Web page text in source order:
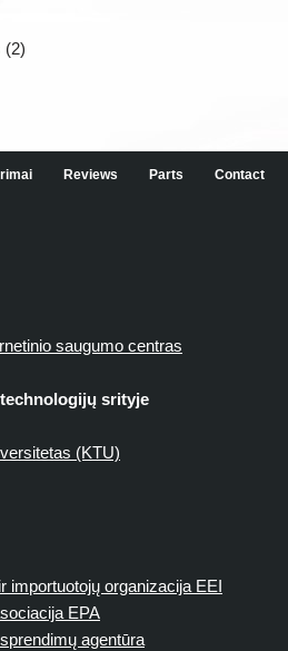
(2)
Reviews Parts Contact
saugumo centras
srityje
(KTU)
importuotojų organizacija EEI
EPA
agentūra